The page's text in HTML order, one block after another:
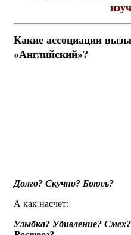
Какие ассоциации
«Английский»?
Долго? Скучно? Боюсь?
А как насчет:
Улыбка? Удивление?